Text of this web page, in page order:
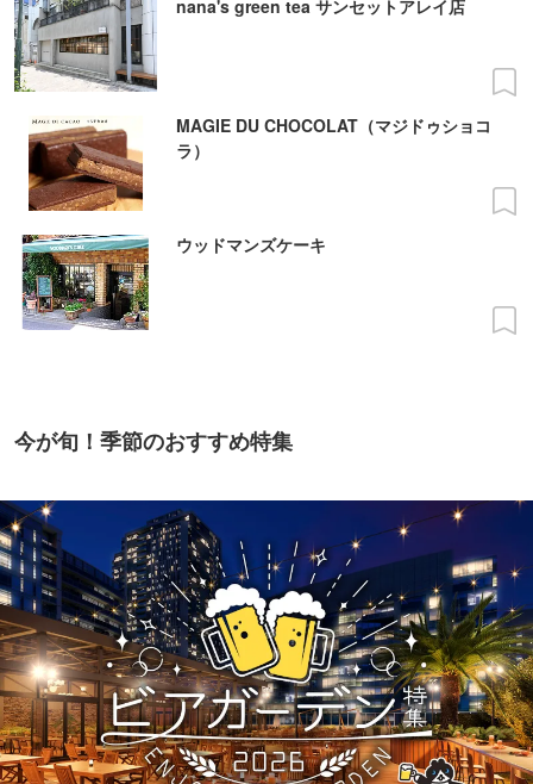
nana's green tea サンセットアレイ店
MAGIE DU CHOCOLAT（マジドゥショコ
ラ）
ウッドマンズケーキ
今が旬！季節のおすすめ特集